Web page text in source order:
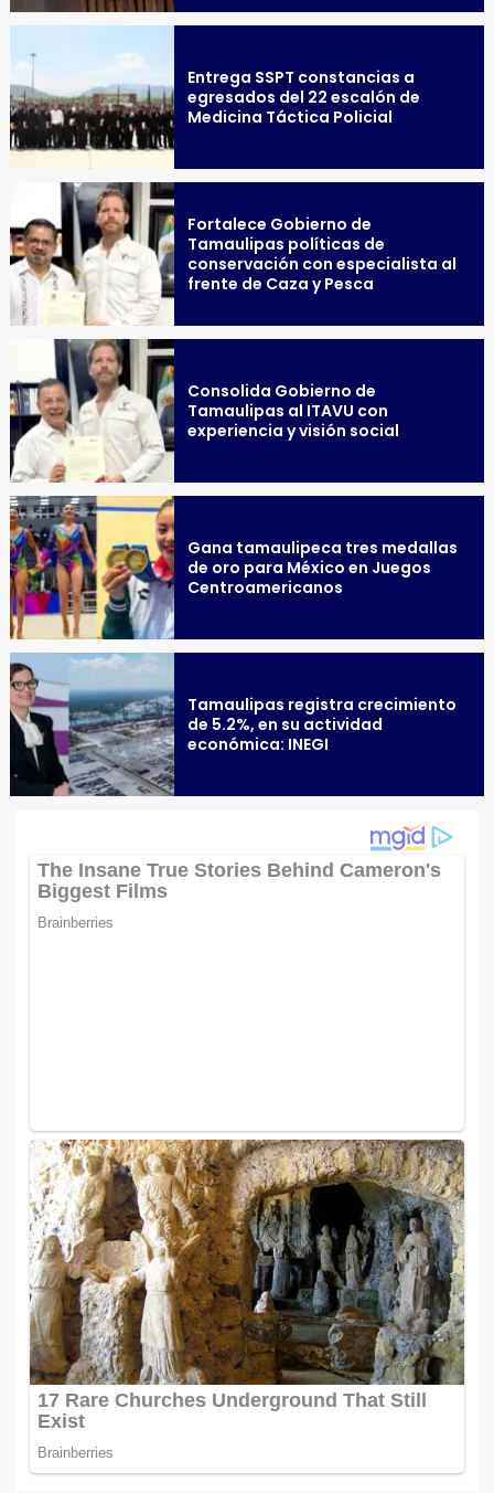
Entrega SSPT constancias a
egresados del 22 escalón de
Medicina Táctica Policial
Fortalece Gobierno de
Tamaulipas políticas de
conservación con especialista al
frente de Caza y Pesca
Consolida Gobierno de
Tamaulipas al ITAVU con
experiencia y visión social
Gana tamaulipeca tres medallas
de oro para México en Juegos
Centroamericanos
Tamaulipas registra crecimiento
de 5.2%, en su actividad
económica: INEGI